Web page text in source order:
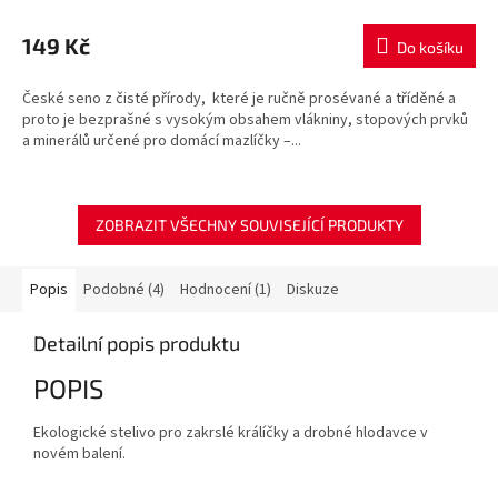
produktu
je
z
5
hvězdiček.
149 Kč Do košíku
České seno z čisté přírody, které je ručně prosévané a tříděné a
proto je bezprašné s vysokým obsahem vlákniny, stopových prvků
a minerálů určené pro domácí mazlíčky –...
ZOBRAZIT VŠECHNY SOUVISEJÍCÍ PRODUKTY
Popis Podobné (4) Hodnocení (1) Diskuze
Detailní popis produktu
POPIS
Ekologické stelivo pro zakrslé králíčky a drobné hlodavce v
novém balení.